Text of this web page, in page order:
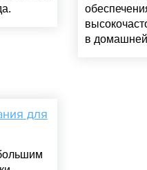
в домашней
для